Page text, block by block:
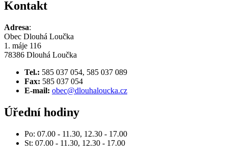
Kontakt
Adresa:
Obec Dlouhá Loučka
1. máje 116
78386 Dlouhá Loučka
Tel.: 585 037 054, 585 037 089
Fax: 585 037 054
E-mail: obec@dlouhaloucka.cz
Úřední hodiny
Po: 07.00 - 11.30, 12.30 - 17.00
St: 07.00 - 11.30, 12.30 - 17.00